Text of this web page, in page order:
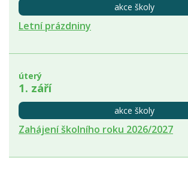
akce školy
Letní prázdniny
úterý
1. září
akce školy
Zahájení školního roku 2026/2027